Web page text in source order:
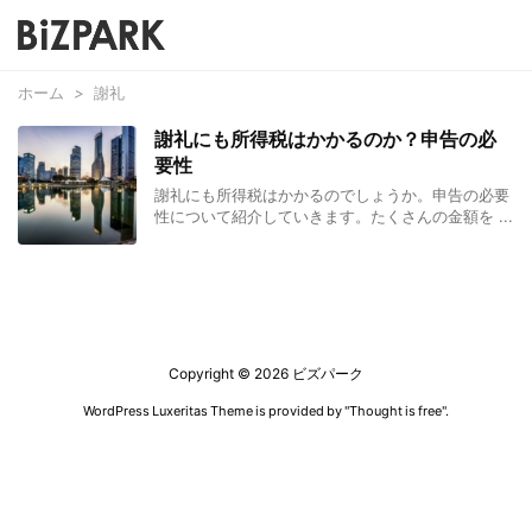
ホーム > 謝礼
謝礼にも所得税はかかるのか？申告の必
要性
謝礼にも所得税はかかるのでしょうか。申告の必要
性について紹介していきます。たくさんの金額を ...
Copyright © 2026 ビズパーク
WordPress Luxeritas Theme is provided by "Thought is free".